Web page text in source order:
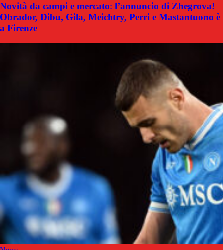
Novità da campi e mercato: l’annuncio di Zhegrova!
Obrador, Dibu, Gila, Meichtry, Perri e Mastantuono è
a Firenze